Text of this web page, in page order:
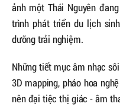
ảnh một Thái Nguyên
trình phát triển du lịch
dưỡng trải nghiệm.
Những tiết mục âm nhạc
3D mapping, pháo hoa
nên đại tiệc thị giác - âm